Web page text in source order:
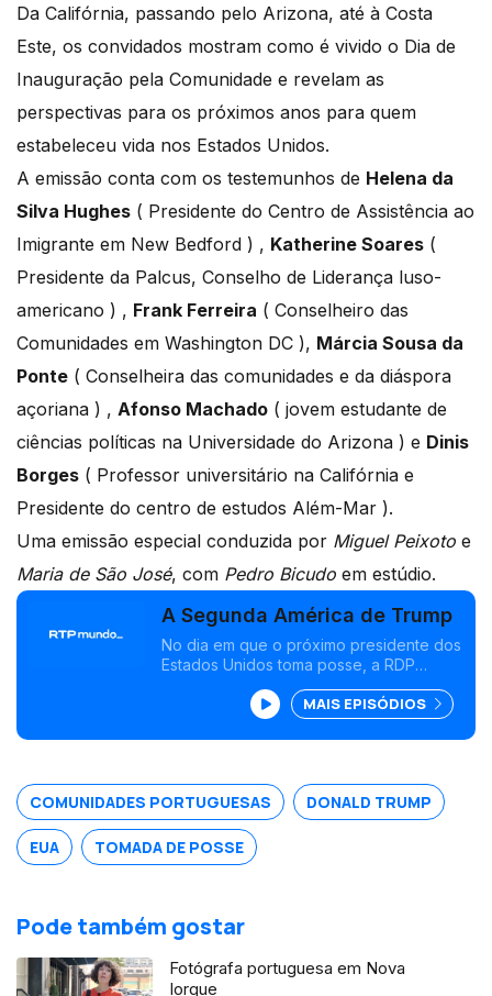
Da Califórnia, passando pelo Arizona, até à Costa
Este, os convidados mostram como é vivido o Dia de
Inauguração pela Comunidade e revelam as
perspectivas para os próximos anos para quem
estabeleceu vida nos Estados Unidos.
A emissão conta com os testemunhos de Helena da
Silva Hughes ( Presidente do Centro de Assistência ao
Imigrante em New Bedford ) , Katherine Soares (
Presidente da Palcus, Conselho de Liderança luso-
americano ) , Frank Ferreira ( Conselheiro das
Comunidades em Washington DC ), Márcia Sousa da
Ponte ( Conselheira das comunidades e da diáspora
açoriana ) , Afonso Machado ( jovem estudante de
ciências políticas na Universidade do Arizona ) e Dinis
Borges ( Professor universitário na Califórnia e
Presidente do centro de estudos Além-Mar ).
Uma emissão especial conduzida por Miguel Peixoto e
Maria de São José, com Pedro Bicudo em estúdio.
A Segunda América de Trump
No dia em que o próximo presidente dos
Estados Unidos toma posse, a RDP
portugueses e dos lusodescententes.
Emissão especial conduzida por Miguel
Peixoto e Maria de São José.
MAIS EPISÓDIOS
COMUNIDADES PORTUGUESAS DONALD TRUMP
EUA TOMADA DE POSSE
Pode também gostar
Fotógrafa portuguesa em Nova
Iorque